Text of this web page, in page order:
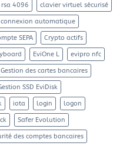
4096 clavier virtuel sécurisé
connexion automatique
SEPA Crypto actifs
EviOne L evipro nfc
Gestion des cartes bancaires
SSD EviDisk
iota login logon
Safer Evolution
des comptes bancaires